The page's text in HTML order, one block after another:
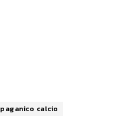
paganico calcio